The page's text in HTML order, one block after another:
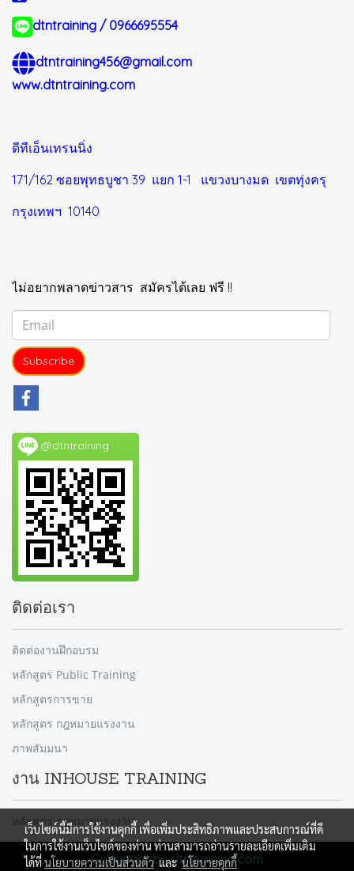
dtntraining / 0966695554
dtntraining456@gmail.com
www.dtntraining.com
ดีทีเอ็นเทรนนิ่ง
171/162 ซอยพุทธบูชา 39 แยก 1-1 แขวงบางมด เขตทุ่งครุ
กรุงเทพฯ 10140
ไม่อยากพลาดข่าวสาร สมัครได้เลย ฟรี !!
Subscribe
@dtntraining
ติดต่อเรา
ติดต่องานฝึกอบรม
หลักสูตร Public Training
หลักสูตรการขาย
หลักสูตร กฎหมายแรงงาน
ภาพสัมมนา
งาน INHOUSE TRAINING
หลักสูตร กฎหมายแรงงาน
Copyright by dtntraining.com
เว็บไซต์นี้มีการใช้งานคุกกี้ เพื่อเพิ่มประสิทธิภาพและประสบการณ์ที่ดี
ในการใช้งานเว็บไซต์ของท่าน ท่านสามารถอ่านรายละเอียดเพิ่มเติม
ได้ที่นโยบายความเป็นส่วนตัวและนโยบายคุกกี้